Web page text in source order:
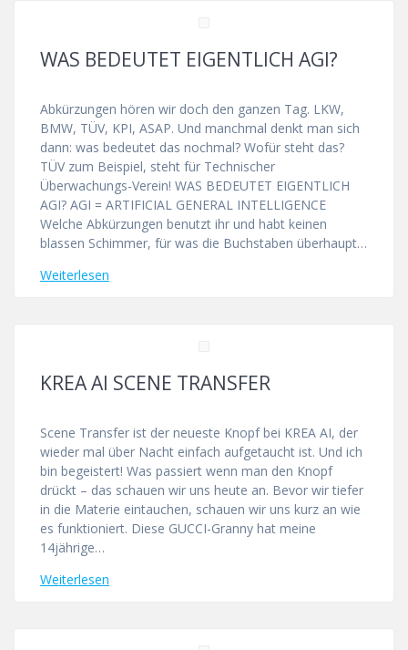
WAS BEDEUTET EIGENTLICH AGI?
Abkürzungen hören wir doch den ganzen Tag. LKW,
BMW, TÜV, KPI, ASAP. Und manchmal denkt man sich
dann: was bedeutet das nochmal? Wofür steht das?
TÜV zum Beispiel, steht für Technischer
Überwachungs-Verein! WAS BEDEUTET EIGENTLICH
AGI? AGI = ARTIFICIAL GENERAL INTELLIGENCE
Welche Abkürzungen benutzt ihr und habt keinen
blassen Schimmer, für was die Buchstaben überhaupt…
Weiterlesen
KREA AI SCENE TRANSFER
Scene Transfer ist der neueste Knopf bei KREA AI, der
wieder mal über Nacht einfach aufgetaucht ist. Und ich
bin begeistert! Was passiert wenn man den Knopf
drückt – das schauen wir uns heute an. Bevor wir tiefer
in die Materie eintauchen, schauen wir uns kurz an wie
es funktioniert. Diese GUCCI-Granny hat meine
14jährige…
Weiterlesen